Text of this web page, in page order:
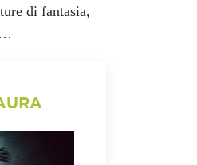
di fantasia,